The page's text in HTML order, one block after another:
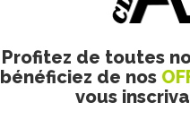
Profitez de toutes
bénéficiez de nos
vous